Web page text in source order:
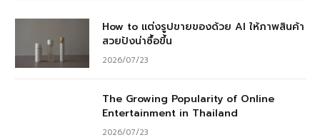
How to แต่งรูปขายของด้วย AI ให้ภาพสินค้า
สวยปังน่าซื้อขึ้น
2026/07/23
The Growing Popularity of Online
Entertainment in Thailand
2026/07/23